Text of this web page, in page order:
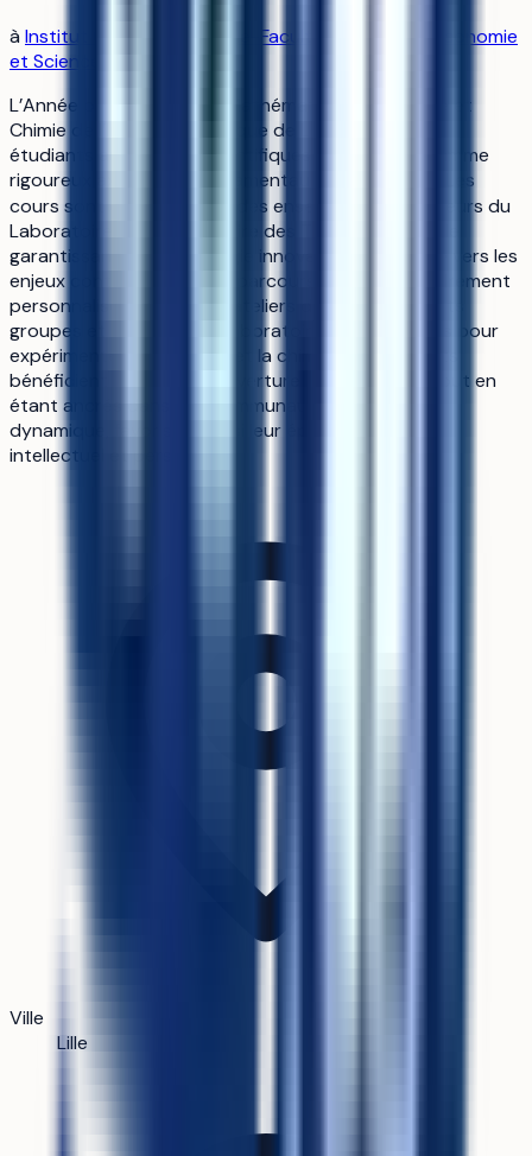
à Institut Catholique de Lille-Faculté de Gestion, Economie
et Sciences
L’Année préparatoire en Mathématiques, Physique et
Chimie de l’Institut Catholique de Lille prépare les
étudiants aux études scientifiques avec un programme
rigoureux axé sur les fondamentaux des sciences. Les
cours sont dispensés par des enseignants‑chercheurs du
Laboratoire Interdisciplinaire des Transitions de Lille,
garantissant une pédagogie innovante et orientée vers les
enjeux contemporains. Le parcours offre un encadrement
personnalisé grâce à des ateliers de travail en petits
groupes et à l’accès aux laboratoires universitaires pour
expérimenter la physique et la chimie. Les étudiants
bénéficient d’une forte ouverture internationale tout en
étant ancrés dans une communauté universitaire
dynamique, favorisant ainsi leur épanouissement
intellectuel et personnel.
Ville
Lille